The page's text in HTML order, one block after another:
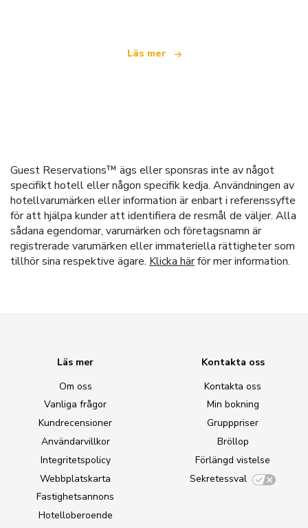
Läs mer
Guest Reservations™ ägs eller sponsras inte av något
specifikt hotell eller någon specifik kedja. Användningen av
hotellvarumärken eller information är enbart i referenssyfte
för att hjälpa kunder att identifiera de resmål de väljer. Alla
sådana egendomar, varumärken och företagsnamn är
registrerade varumärken eller immateriella rättigheter som
tillhör sina respektive ägare. Klicka härför mer information.
Läs mer
Om oss
Vanliga frågor
Kundrecensioner
Användarvillkor
Integritetspolicy
Webbplatskarta
Fastighetsannons
Hotelloberoende
Kontakta oss
Kontakta oss
Min bokning
Grupppriser
Bröllop
Förlängd vistelse
Sekretessval